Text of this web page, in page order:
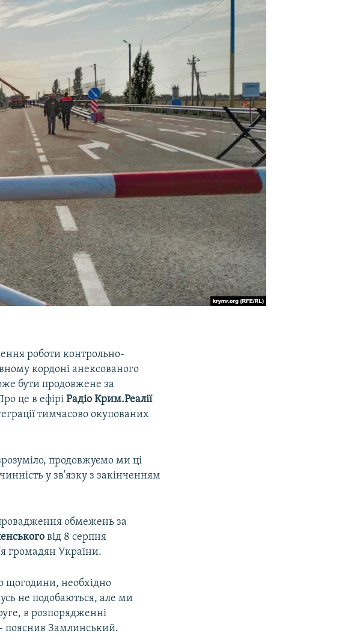
роботи контрольно-
кордоні анексованого
бути продовжене за
це в ефіріРадіо Крим.Реалії
тимчасово окупованих
продовжуємо ми ці
у зв'язку з закінченням
обмежень за
від 8 серпня
громадян України.
щогодини, необхідно
не подобаються, але ми
в розпорядженні
пояснив Замлинський.